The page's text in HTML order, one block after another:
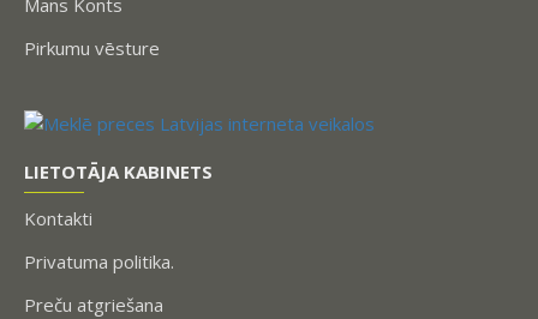
Mans Konts
Pirkumu vēsture
LIETOTĀJA KABINETS
Kontakti
Privatuma politika.
Preču atgriešana